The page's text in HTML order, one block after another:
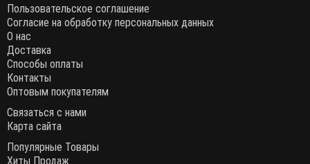
Пользовательское соглашение
Согласие на обработку персональных данных
О нас
Доставка
Способы оплаты
Контакты
Оптовым покупателям
Связаться с нами
Карта сайта
Популярные Товары
Хиты Продаж